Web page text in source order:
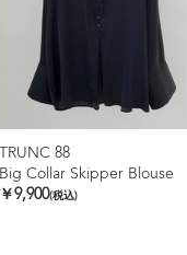
TRUNC 88
Big Collar Skipper Blouse
￥9,900(税込)